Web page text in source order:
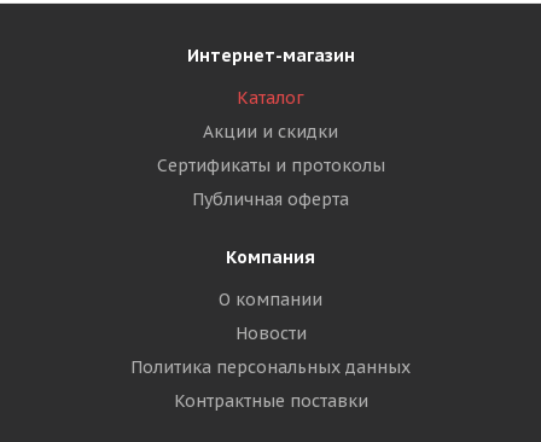
Интернет-магазин
Каталог
Акции и скидки
Сертификаты и протоколы
Публичная оферта
Компания
О компании
Новости
Политика персональных данных
Контрактные поставки